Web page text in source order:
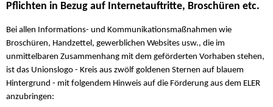
Pflichten in Bezug auf Internetauftritte, Broschüren etc.
Bei allen Informations- und Kommunikationsmaßnahmen wie
Broschüren, Handzettel, gewerblichen Websites usw., die im
unmittelbaren Zusammenhang mit dem geförderten Vorhaben stehen,
ist das Unionslogo - Kreis aus zwölf goldenen Sternen auf blauem
Hintergrund - mit folgendem Hinweis auf die Förderung aus dem ELER
anzubringen: